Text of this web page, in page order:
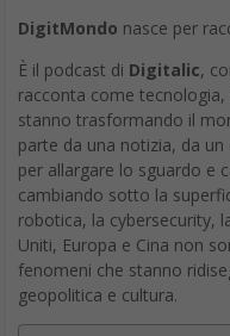
DigitMondo nasce per
È il podcast di Digitalic,
racconta come
stanno trasformando il
parte da una notizia, da
per allargare lo sguardo e
cambiando sotto la
robotica, la cybersecurity,
Uniti, Europa e Cina non
fenomeni che stanno
geopolitica e cultura.